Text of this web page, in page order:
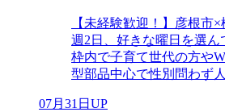
【未経験歓迎！】彦根市
週2日、好きな曜日を選ん
枠内で子育て世代の方や
型部品中心で性別問わず
07月31日UP